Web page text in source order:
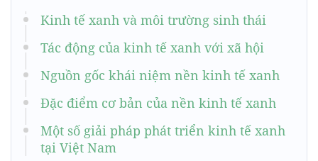
Kinh tế xanh và môi trường sinh thái
Tác động của kinh tế xanh với xã hội
Nguồn gốc khái niệm nền kinh tế xanh
Đặc điểm cơ bản của nền kinh tế xanh
Một số giải pháp phát triển kinh tế xanh
tại Việt Nam